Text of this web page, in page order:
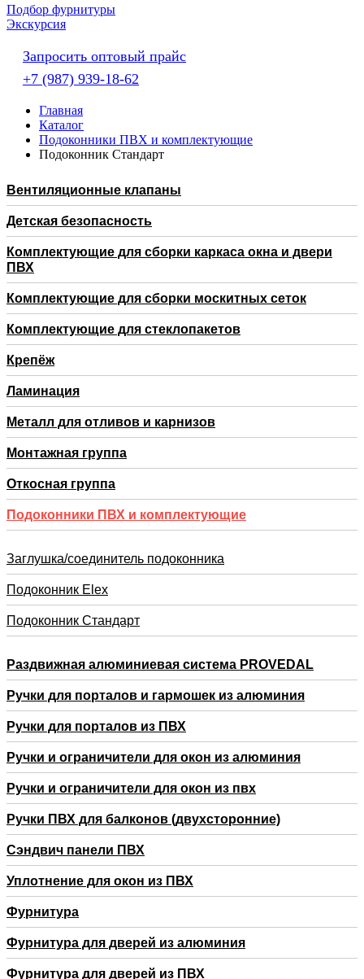
Подбор фурнитуры
Экскурсия
Запросить оптовый прайс
+7 (987) 939-18-62
Главная
Каталог
Подоконники ПВХ и комплектующие
Подоконник Стандарт
Вентиляционные клапаны
Детская безопасность
Комплектующие для сборки каркаса окна и двери
ПВХ
Комплектующие для сборки москитных сеток
Комплектующие для стеклопакетов
Крепёж
Ламинация
Металл для отливов и карнизов
Монтажная группа
Откосная группа
Подоконники ПВХ и комплектующие
Заглушка/соединитель подоконника
Подоконник Elex
Подоконник Стандарт
Раздвижная алюминиевая система PROVEDAL
Ручки для порталов и гармошек из алюминия
Ручки для порталов из ПВХ
Ручки и ограничители для окон из алюминия
Ручки и ограничители для окон из пвх
Ручки ПВХ для балконов (двухсторонние)
Сэндвич панели ПВХ
Уплотнение для окон из ПВХ
Фурнитура
Фурнитура для дверей из алюминия
Фурнитура для дверей из ПВХ